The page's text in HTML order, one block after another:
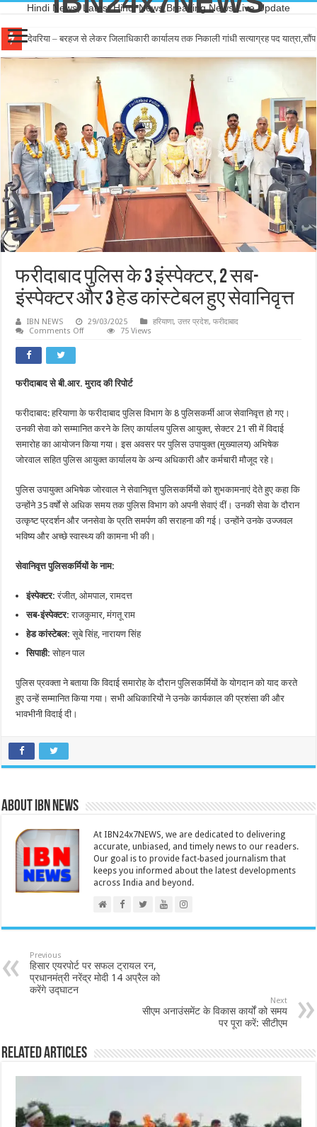
Hindi News, Latest Hindi News,Breaking News,Live Update
देवरिया – बरहज से लेकर जिलाधिकारी कार्यालय तक निकाली गांधी सत्याग्रह पद यात्रा,सौंपा
लखनऊ – जल शक्ति मंत्री ने भूजल सप्ताह-2026 का किया शुभारंभ
फरीदाबाद पुलिस के 3 इंस्पेक्टर, 2 सब-
इंस्पेक्टर और 3 हेड कांस्टेबल हुए सेवानिवृत्त
IBN NEWS 29/03/2025 हरियाणा,उत्तर प्रदेश,फरीदाबाद
Comments Offon
2
और
हेड
कांस्टेबल
हुए
सेवानिवृत्त
75 Views
फरीदाबाद से बी.आर. मुराद की रिपोर्ट
फरीदाबाद: हरियाणा के फरीदाबाद पुलिस विभाग के 8 पुलिसकर्मी आज सेवानिवृत्त हो गए।
उनकी सेवा को सम्मानित करने के लिए कार्यालय पुलिस आयुक्त, सेक्टर 21 सी में विदाई
समारोह का आयोजन किया गया। इस अवसर पर पुलिस उपायुक्त (मुख्यालय) अभिषेक
जोरवाल सहित पुलिस आयुक्त कार्यालय के अन्य अधिकारी और कर्मचारी मौजूद रहे।
पुलिस उपायुक्त अभिषेक जोरवाल ने सेवानिवृत्त पुलिसकर्मियों को शुभकामनाएं देते हुए कहा कि
उन्होंने 35 वर्षों से अधिक समय तक पुलिस विभाग को अपनी सेवाएं दीं। उनकी सेवा के दौरान
उत्कृष्ट प्रदर्शन और जनसेवा के प्रति समर्पण की सराहना की गई। उन्होंने उनके उज्जवल
भविष्य और अच्छे स्वास्थ्य की कामना भी की।
सेवानिवृत्त पुलिसकर्मियों के नाम:
इंस्पेक्टर: रंजीत, ओमपाल, रामदत्त
सब-इंस्पेक्टर: राजकुमार, मंगतू राम
हेड कांस्टेबल: सूबे सिंह, नारायण सिंह
सिपाही: सोहन पाल
पुलिस प्रवक्ता ने बताया कि विदाई समारोह के दौरान पुलिसकर्मियों के योगदान को याद करते
हुए उन्हें सम्मानित किया गया। सभी अधिकारियों ने उनके कार्यकाल की प्रशंसा की और
भावभीनी विदाई दी।
About IBN NEWS
At IBN24x7NEWS, we are dedicated to delivering
accurate, unbiased, and timely news to our readers.
Our goal is to provide fact-based journalism that
keeps you informed about the latest developments
across India and beyond.
Previous
हिसार एयरपोर्ट पर सफल ट्रायल रन,
प्रधानमंत्री नरेंद्र मोदी 14 अप्रैल को
करेंगे उद्घाटन
Next
सीएम अनाउंसमेंट के विकास कार्यों को समय
पर पूरा करें: सीटीएम
Related Articles